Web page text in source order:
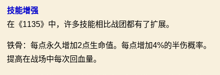
技能增强
在《1135》中，许多技能相比战团都有了扩展。
铁骨：每点永久增加2点生命值。每点增加4%的半伤概率。
提高在战场中每次回血量。